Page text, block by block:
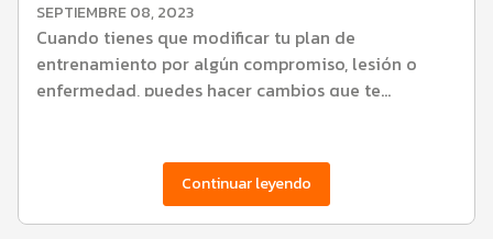
SEPTIEMBRE 08, 2023
Cuando tienes que modificar tu plan de
entrenamiento por algún compromiso, lesión o
enfermedad, puedes hacer cambios que te
Continuar leyendo